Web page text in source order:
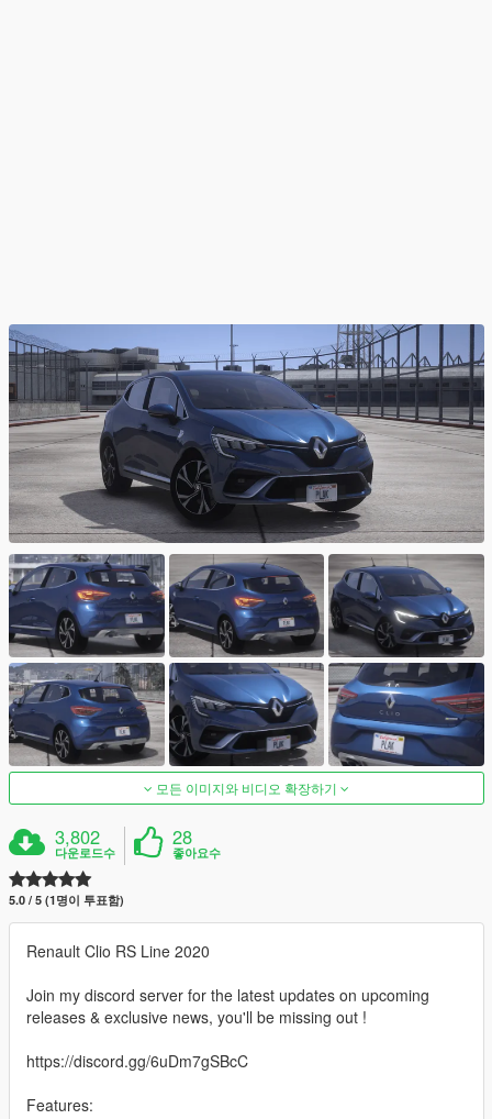
모든 이미지와 비디오 확장하기
3,802
다운로드수
28
좋아요수
5.0 / 5 (1명이 투표함)
Renault Clio RS Line 2020
Join my discord server for the latest updates on upcoming
releases & exclusive news, you'll be missing out !
https://discord.gg/6uDm7gSBcC
Features: